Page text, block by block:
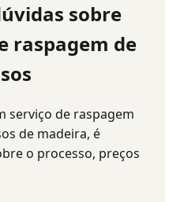
sobre
raspagem de
serviço de raspagem
de madeira, é
o processo, preços